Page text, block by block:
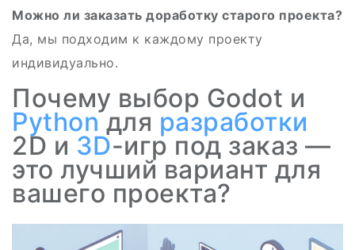
Можно ли заказать доработку старого проекта?
Да, мы подходим к каждому проекту
индивидуально.
Почему выбор Godot и
Pythonдля разработки
2D и 3D-игр под заказ —
это лучший вариант для
вашего проекта?